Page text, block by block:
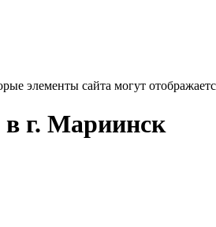
элементы сайта могут
г. Мариинск